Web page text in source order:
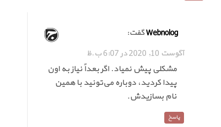
Webnologگفت:
آگوست 10, 2020 در 6:07 ب.ظ
مشکلی پیش نمیاد. اگر بعداً نیاز به اون
پیدا کردید، دوباره می‌تونید با همین
نام بسازیدش.
پاسخ